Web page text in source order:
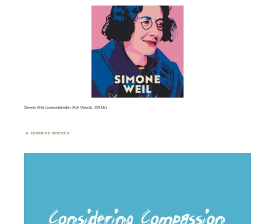
Simone Weil.Levenswijsheden (Kok Utrecht, 259 blz)
EERDERE BOEKEN